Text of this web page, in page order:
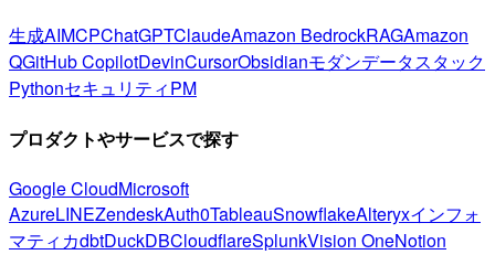
生成AIMCPChatGPTClaudeAmazon BedrockRAGAmazon
QGitHub CopilotDevinCursorObsidianモダンデータスタック
PythonセキュリティPM
プロダクトやサービスで探す
Google CloudMicrosoft
AzureLINEZendeskAuth0TableauSnowflakeAlteryxインフォ
マティカdbtDuckDBCloudflareSplunkVision OneNotion